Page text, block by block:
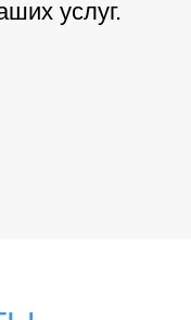
услуг.